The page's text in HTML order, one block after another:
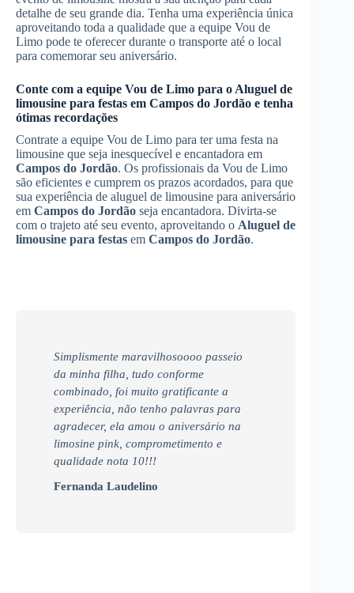
detalhe de seu grande dia. Tenha uma experiência única
aproveitando toda a qualidade que a equipe Vou de
Limo pode te oferecer durante o transporte até o local
para comemorar seu aniversário.
Conte com a equipe Vou de Limo para o Aluguel de
limousine para festas em Campos do Jordão e tenha
ótimas recordações
Contrate a equipe Vou de Limo para ter uma festa na
limousine que seja inesquecível e encantadora em
Campos do Jordão. Os profissionais da Vou de Limo
são eficientes e cumprem os prazos acordados, para que
sua experiência de aluguel de limousine para aniversário
em Campos do Jordão seja encantadora. Divirta-se
com o trajeto até seu evento, aproveitando o Aluguel de
limousine para festas em Campos do Jordão.
Simplismente maravilhosoooo passeio
da minha filha, tudo conforme
combinado, foi muito gratificante a
experiência, não tenho palavras para
agradecer, ela amou o aniversário na
limosine pink, comprometimento e
qualidade nota 10!!!
Fernanda Laudelino